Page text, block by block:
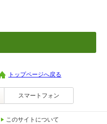
トップページへ戻る
スマートフォン
このサイトについて